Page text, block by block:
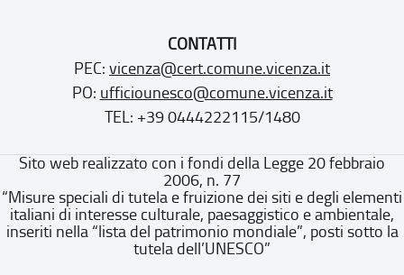
CONTATTI
PEC: vicenza@cert.comune.vicenza.it
PO: ufficiounesco@comune.vicenza.it
TEL: +39 0444222115/1480
Sito web realizzato con i fondi della Legge 20 febbraio
2006, n. 77
“Misure speciali di tutela e fruizione dei siti e degli elementi
italiani di interesse culturale, paesaggistico e ambientale,
inseriti nella “lista del patrimonio mondiale”, posti sotto la
tutela dell’UNESCO”